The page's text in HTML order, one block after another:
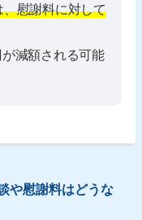
慰謝料に対して
減額される可能
や慰謝料はどうな